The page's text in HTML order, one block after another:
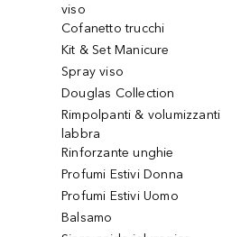
viso
Cofanetto trucchi
Kit & Set Manicure
Spray viso
Douglas Collection
Rimpolpanti & volumizzanti
labbra
Rinforzante unghie
Profumi Estivi Donna
Profumi Estivi Uomo
Balsamo